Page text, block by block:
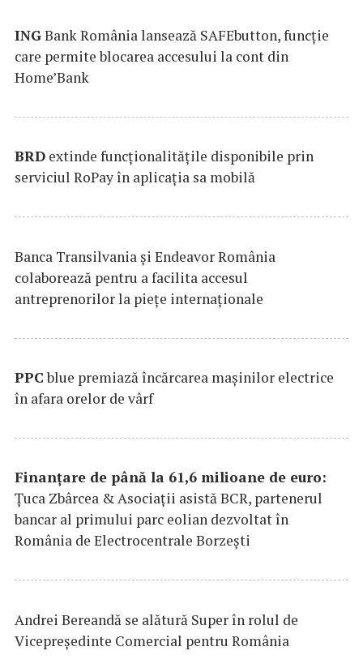
INGBank România lansează SAFEbutton, funcţie
care permite blocarea accesului la cont din
Home’Bank
BRD extinde funcţionalităţile disponibile prin
serviciul RoPay în aplicaţia sa mobilă
Banca Transilvania şi Endeavor România
colaborează pentru a facilita accesul
antreprenorilor la pieţe internaţionale
PPCblue premiază încărcarea maşinilor electrice
în afara orelor de vârf
Finanțare de până la 61,6 milioane de euro:
Țuca Zbârcea & Asociații asistă BCR, partenerul
bancar al primului parc eolian dezvoltat în
România de Electrocentrale Borzești
Andrei Bereandă se alătură Super în rolul de
Vicepreședinte Comercial pentru România